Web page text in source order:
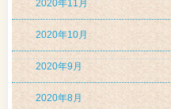
2020年11月
2020年10月
2020年9月
2020年8月